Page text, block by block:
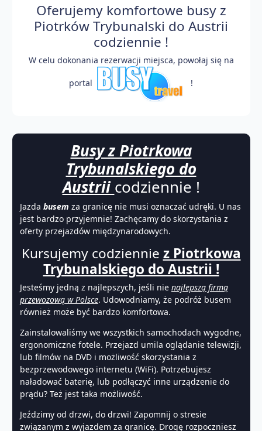
Oferujemy komfortowe busy z
Piotrków Trybunalski do Austrii
codziennie !
W celu dokonania rezerwacji miejsca, powołaj się na
portal !
Busy z Piotrkowa
Trybunalskiego do
Austriicodziennie !
Jazda busem za granicę nie musi oznaczać udręki. U nas
jest bardzo przyjemnie! Zachęcamy do skorzystania z
oferty przejazdów międzynarodowych.
Kursujemy codziennie z Piotrkowa
Trybunalskiego do Austrii !
Jesteśmy jedną z najlepszych, jeśli nie najlepszą firmą
przewozową w Polsce. Udowodniamy, że podróż busem
również może być bardzo komfortowa.
Zainstalowaliśmy we wszystkich samochodach wygodne,
ergonomiczne fotele. Przejazd umila oglądanie telewizji,
lub filmów na DVD i możliwość skorzystania z
bezprzewodowego internetu (WiFi). Potrzebujesz
naładować baterię, lub podłączyć inne urządzenie do
prądu? Też jest taka możliwość.
Jeździmy od drzwi, do drzwi! Zapomnij o stresie
związanym z wyjazdem za granicę. Drogę rozpoczniesz